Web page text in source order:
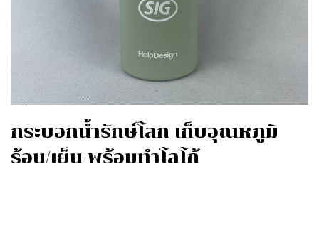
กระบอกน้ำรักษ์โลก เก็บอุณหภูมิ
ร้อน/เย็น พร้อมทำโลโก้